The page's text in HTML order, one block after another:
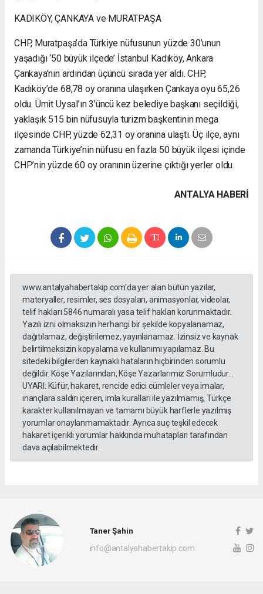
KADIKÖY, ÇANKAYA ve MURATPAŞA
CHP, Muratpaşa’da Türkiye nüfusunun yüzde 30’unun
yaşadığı ‘50 büyük ilçede’ İstanbul Kadıköy, Ankara
Çankaya’nın ardından üçüncü sırada yer aldı. CHP,
Kadıköy’de 68,78 oy oranına ulaşırken Çankaya oyu 65,26
oldu. Ümit Uysal’ın 3’üncü kez belediye başkanı seçildiği,
yaklaşık 515 bin nüfusuyla turizm başkentinin mega
ilçesinde CHP, yüzde 62,31 oy oranına ulaştı. Üç ilçe, aynı
zamanda Türkiye’nin nüfusu en fazla 50 büyük ilçesi içinde
CHP’nin yüzde 60 oy oranının üzerine çıktığı yerler oldu.
ANTALYA HABERİ
www.antalyahabertakip.com'da yer alan bütün yazılar,
materyaller, resimler, ses dosyaları, animasyonlar, videolar,
telif hakları 5846 numaralı yasa telif hakları korunmaktadır.
Yazılı izni olmaksızın herhangi bir şekilde kopyalanamaz,
dağıtılamaz, değiştirilemez, yayınlanamaz. İzinsiz ve kaynak
belirtilmeksizin kopyalama ve kullanımı yapılamaz. Bu
sitedeki bilgilerden kaynaklı hataların hiçbirinden sorumlu
değildir. Köşe Yazılarından, Köşe Yazarlarımız Sorumludur...
UYARI: Küfür, hakaret, rencide edici cümleler veya imalar,
inançlara saldırı içeren, imla kuralları ile yazılmamış, Türkçe
karakter kullanılmayan ve tamamı büyük harflerle yazılmış
yorumlar onaylanmamaktadır. Ayrıca suç teşkil edecek
hakaret içerikli yorumlar hakkında muhatapları tarafından
dava açılabilmektedir.
Taner Şahin
info@antalyahabertakip.com